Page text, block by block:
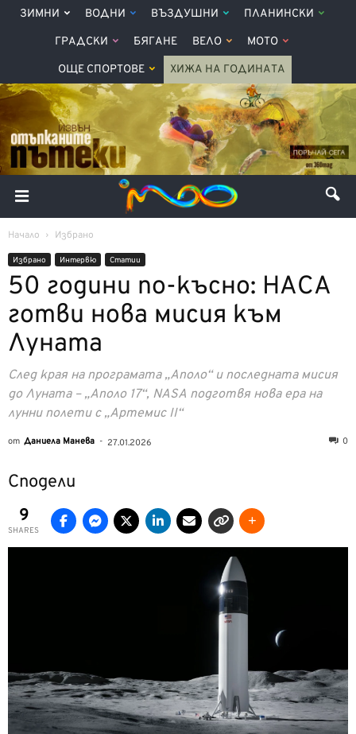
ЗИМНИ ВОДНИ ВЪЗДУШНИ ПЛАНИНСКИ
ГРАДСКИ БЯГАНЕ ВЕЛО МОТО
ОЩЕ СПОРТОВЕ ХИЖА НА ГОДИНАТА
Начало Избрано
Избрано Интервю Статии
50 години по-късно: НАСА
готви нова мисия към
Луната
След края на програмата „Аполо“ и последната мисия
до Луната – „Аполо 17“, NASA подготвя нова ера на
лунни полети с „Артемис II“
от Даниела Манева - 27.01.2026 0
Сподели
9
SHARES